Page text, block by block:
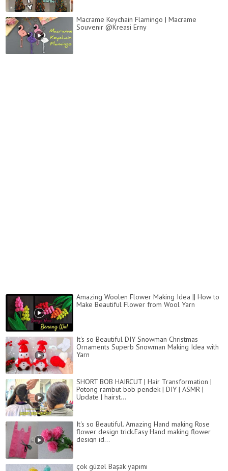
Macrame Keychain Flamingo | Macrame
Souvenir @Kreasi Erny
Amazing Woolen Flower Making Idea || How to
Make Beautiful Flower from Wool Yarn
It's so Beautiful DIY Snowman Christmas
Ornaments Superb Snowman Making Idea with
Yarn
SHORT BOB HAIRCUT | Hair Transformation |
Potong rambut bob pendek | DIY | ASMR |
Update | hairst...
It's so Beautiful. Amazing Hand making Rose
flower design trick.Easy Hand making flower
design id...
çok güzel Başak yapımı